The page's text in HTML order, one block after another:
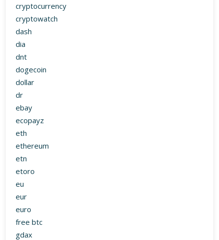
cryptocurrency
cryptowatch
dash
dia
dnt
dogecoin
dollar
dr
ebay
ecopayz
eth
ethereum
etn
etoro
eu
eur
euro
free btc
gdax